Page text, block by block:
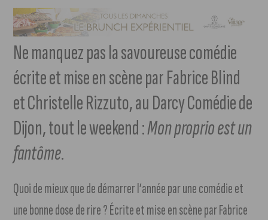
Ne manquez pas la savoureuse comédie
écrite et mise en scène par Fabrice Blind
et Christelle Rizzuto, au Darcy Comédie de
Dijon, tout le weekend :Mon proprio est un
fantôme.
Quoi de mieux que de démarrer l’année par une comédie et
une bonne dose de rire ? Écrite et mise en scène par Fabrice